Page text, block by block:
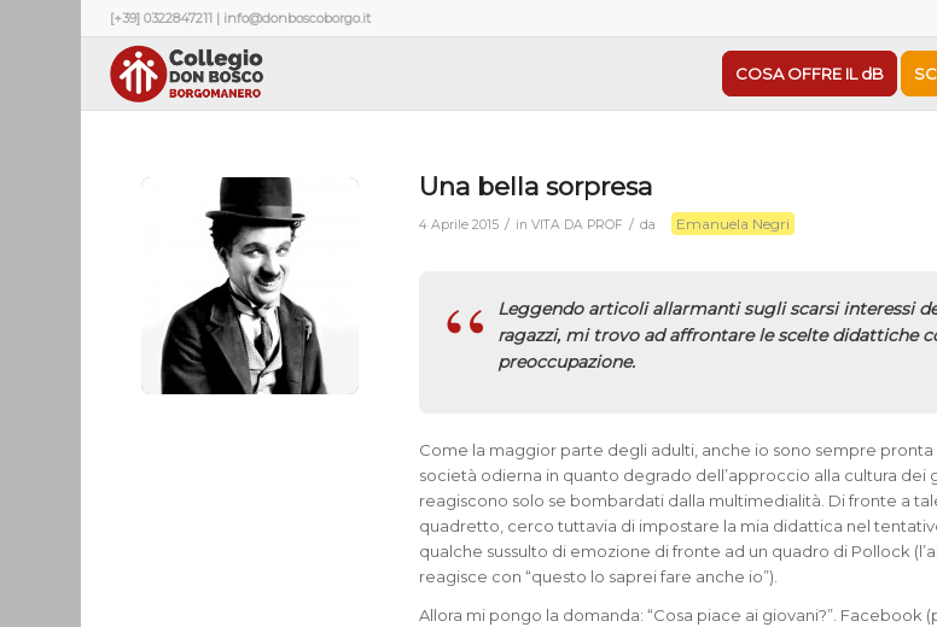
[+39] 0322847211 | info@donboscoborgo.it
COSA OFFRE IL dB
Una bella sorpresa
4 Aprile 2015 / inVITA DA PROF / da Emanuela Negri
Leggendo articoli allarmanti sugli scarsi interessi
ragazzi, mi trovo ad affrontare le scelte didattiche
preoccupazione.
Come la maggior parte degli adulti, anche io sono sempre
società odierna in quanto degrado dell’approccio alla cultura dei
reagiscono solo se bombardati dalla multimedialità. Di fronte a
quadretto, cerco tuttavia di impostare la mia didattica nel
qualche sussulto di emozione di fronte ad un quadro di Pollock
reagisce con “questo lo saprei fare anche io”).
Allora mi pongo la domanda: “Cosa piace ai giovani?”. Facebook